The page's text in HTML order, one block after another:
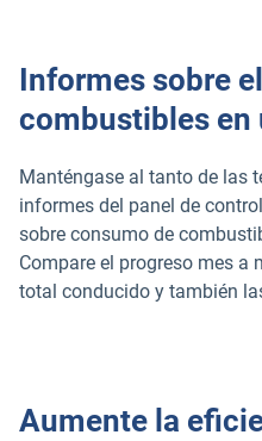
Informes sobre
combustibles en
Manténgase al tanto de las
informes del panel de
sobre consumo de
Compare el progreso mes a
total conducido y también
Aumente la